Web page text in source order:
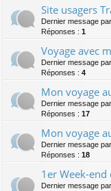
Site usagers
Dernier message par
Réponses : 1
Voyage avec
Dernier message par
Réponses : 4
Mon voyage
Dernier message par
Réponses : 17
Mon voyage
Dernier message par
Réponses : 18
1er Week-end
Dernier message par